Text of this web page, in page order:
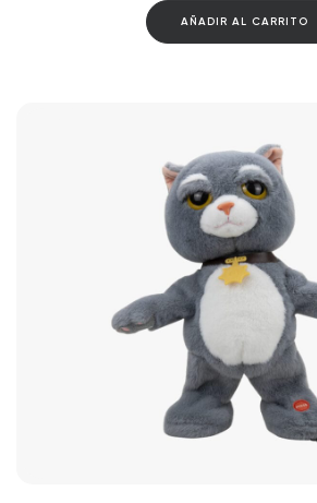
AÑADIR AL CARRITO